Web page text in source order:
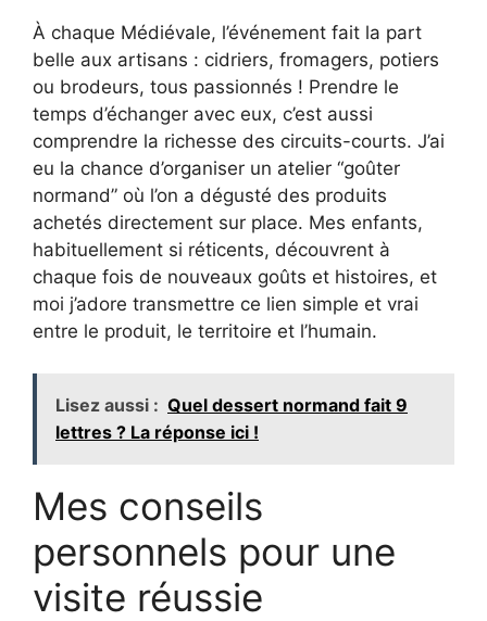
À chaque Médiévale, l’événement fait la part
belle aux artisans : cidriers, fromagers, potiers
ou brodeurs, tous passionnés ! Prendre le
temps d’échanger avec eux, c’est aussi
comprendre la richesse des circuits-courts. J’ai
eu la chance d’organiser un atelier “goûter
normand” où l’on a dégusté des produits
achetés directement sur place. Mes enfants,
habituellement si réticents, découvrent à
chaque fois de nouveaux goûts et histoires, et
moi j’adore transmettre ce lien simple et vrai
entre le produit, le territoire et l’humain.
Lisez aussi : Quel dessert normand fait 9
lettres ? La réponse ici !
Mes conseils
personnels pour une
visite réussie